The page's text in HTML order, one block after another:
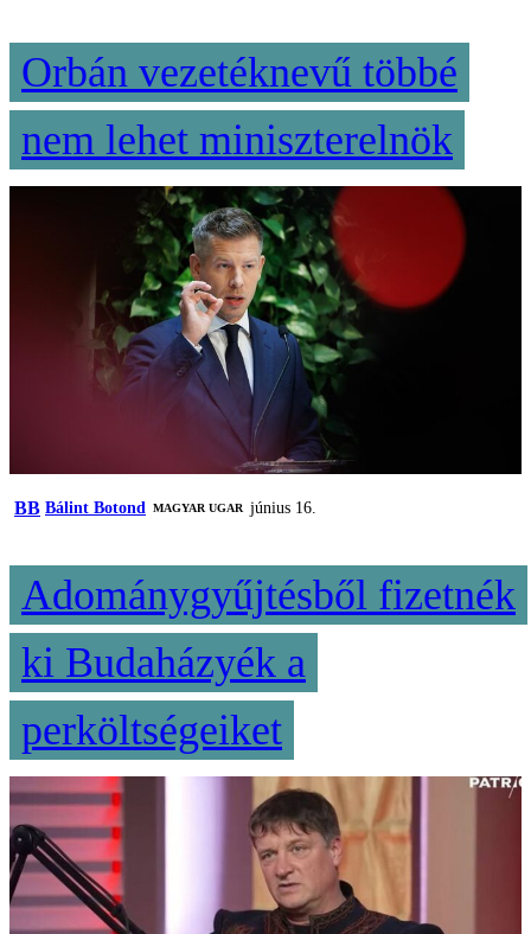
Orbán vezetéknevű többé
nem lehet miniszterelnök
BB Bálint Botond MAGYAR UGAR június 16.
Adománygyűjtésből fizetnék
ki Budaházyék a
perköltségeiket